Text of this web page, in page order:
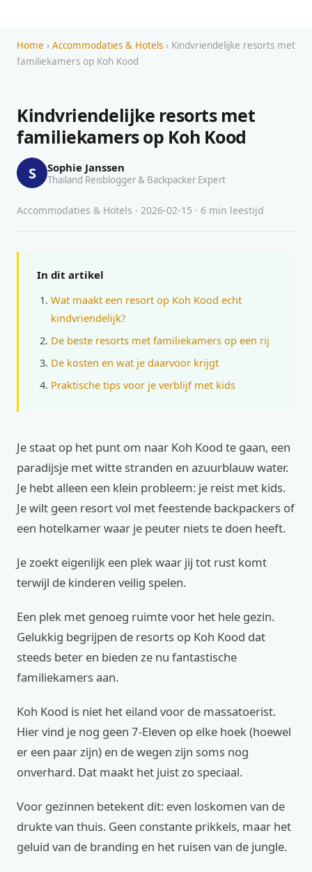
Home › Accommodaties & Hotels › Kindvriendelijke resorts met
familiekamers op Koh Kood
Kindvriendelijke resorts met
familiekamers op Koh Kood
S Sophie Janssen
Thailand Reisblogger & Backpacker Expert
Accommodaties & Hotels · 2026-02-15 · 6 min leestijd
In dit artikel
Wat maakt een resort op Koh Kood echt
kindvriendelijk?
De beste resorts met familiekamers op een rij
De kosten en wat je daarvoor krijgt
Praktische tips voor je verblijf met kids
Je staat op het punt om naar Koh Kood te gaan, een
paradijsje met witte stranden en azuurblauw water.
Je hebt alleen een klein probleem: je reist met kids.
Je wilt geen resort vol met feestende backpackers of
een hotelkamer waar je peuter niets te doen heeft.
Je zoekt eigenlijk een plek waar jij tot rust komt
terwijl de kinderen veilig spelen.
Een plek met genoeg ruimte voor het hele gezin.
Gelukkig begrijpen de resorts op Koh Kood dat
steeds beter en bieden ze nu fantastische
familiekamers aan.
Koh Kood is niet het eiland voor de massatoerist.
Hier vind je nog geen 7-Eleven op elke hoek (hoewel
er een paar zijn) en de wegen zijn soms nog
onverhard. Dat maakt het juist zo speciaal.
Voor gezinnen betekent dit: even loskomen van de
drukte van thuis. Geen constante prikkels, maar het
geluid van de branding en het ruisen van de jungle.